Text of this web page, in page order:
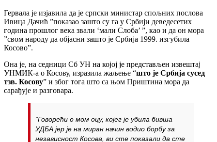
Гервала је изјавила да је српски министар спољних послова
Ивица Дачић ”показао зашто су га у Србији деведесетих
година прошлог века звали ‘мали Слоба’ ”, као и да он мора
”свом народу да објасни зашто је Србија 1999. изгубила
Косово”.
Она је, на седници Сб УН на којој је представљен извештај
УНМИК-а о Косову, изразила жаљење “што је Србија сусед
тзв. Косову” и због тога што са њом Приштина мора да
сарађује и разговара.
”Говорећи о мом оцу, којег је убила бивша
УДБА јер је на миран начин водио борбу за
независност Косова, ви сте показали да сте